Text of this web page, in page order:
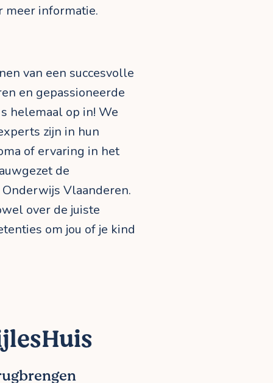
meer informatie.
van een succesvolle
en gepassioneerde
helemaal op in! We
zijn in hun
of ervaring in het
de
Vlaanderen.
over de juiste
om jou of je kind